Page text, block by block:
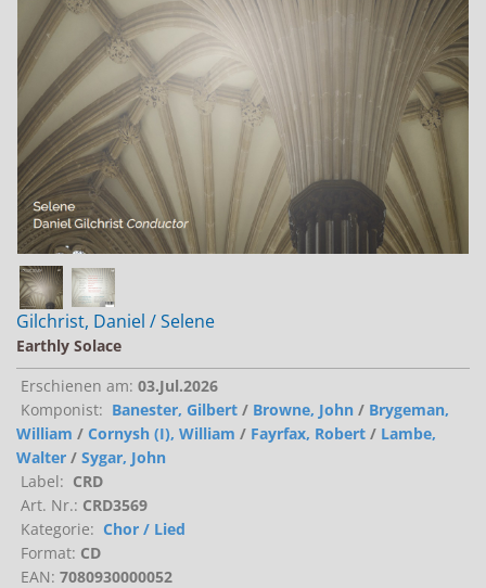
Jobs bei Naxos
Naxos Deutschland Blog
Naxos weltweit
Gilchrist, Daniel / Selene
Earthly Solace
Erschienen am: 03.Jul.2026
Komponist: Banester, Gilbert / Browne, John / Brygeman,
William / Cornysh (I), William / Fayrfax, Robert / Lambe,
Walter / Sygar, John
Label: CRD
Art. Nr.: CRD3569
Kategorie: Chor / Lied
Format: CD
EAN: 7080930000052